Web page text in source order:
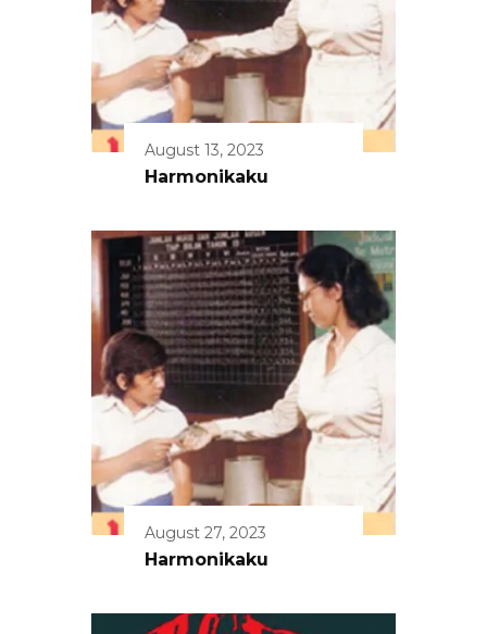
August 13, 2023
Harmonikaku
August 27, 2023
Harmonikaku